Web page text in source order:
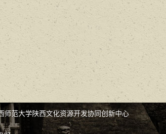
范大学陕西文化资源开发协同创新中心